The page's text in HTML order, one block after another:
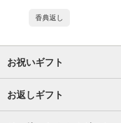
香典返し
お祝いギフト
お返しギフト